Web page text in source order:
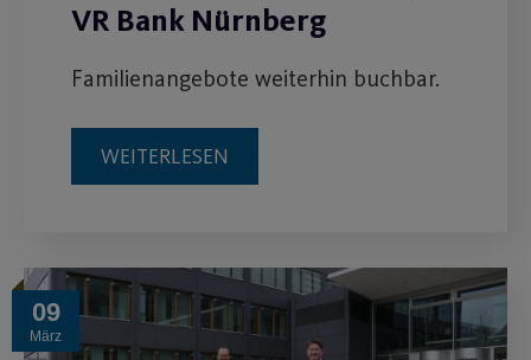
VR Bank Nürnberg
Familienangebote weiterhin buchbar.
WEITERLESEN
09
März